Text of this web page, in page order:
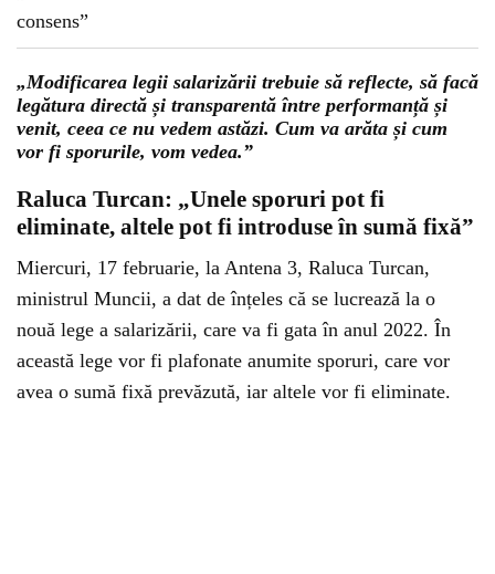
„Modificarea legii salarizării trebuie să reflecte, să facă
legătura directă și transparentă între performanță și
venit, ceea ce nu vedem astăzi. Cum va arăta și cum
vor fi sporurile, vom vedea.”
Raluca Turcan: „Unele sporuri pot fi
eliminate, altele pot fi introduse în sumă fixă”
Miercuri, 17 februarie, la Antena 3, Raluca Turcan,
ministrul Muncii, a dat de înțeles că se lucrează la o
nouă lege a salarizării, care va fi gata în anul 2022. În
această lege vor fi plafonate anumite sporuri, care vor
avea o sumă fixă prevăzută, iar altele vor fi eliminate.